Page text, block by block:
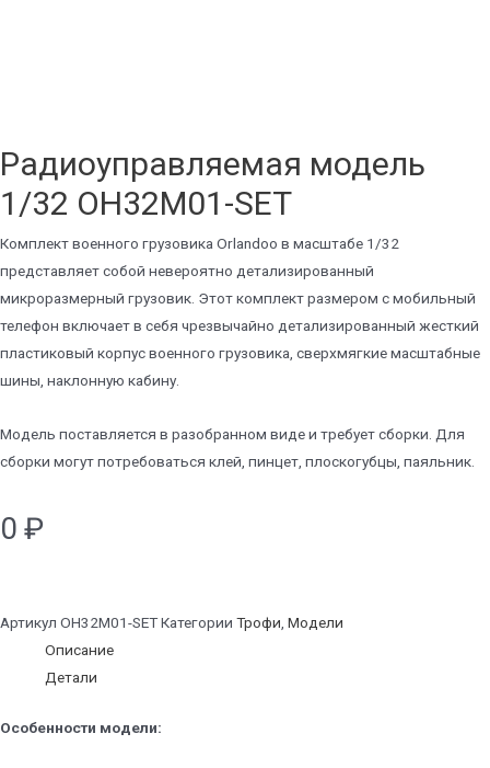
Радиоуправляемая модель
1/32 OH32M01-SET
Комплект военного грузовика Orlandoo в масштабе 1/32
представляет собой невероятно детализированный
микроразмерный грузовик. Этот комплект размером с мобильный
телефон включает в себя чрезвычайно детализированный жесткий
пластиковый корпус военного грузовика, сверхмягкие масштабные
шины, наклонную кабину.
Модель поставляется в разобранном виде и требует сборки. Для
сборки могут потребоваться клей, пинцет, плоскогубцы, паяльник.
0 ₽
Артикул OH32M01-SETКатегории Трофи Модели
Описание
Детали
Особенности модели: